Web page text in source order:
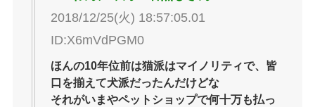
2018/12/25(火) 18:57:05.01
ID:X6mVdPGM0
ほんの10年位前は猫派はマイノリティで、皆
口を揃えて犬派だったんだけどな
それがいまやペットショップで何十万も払っ